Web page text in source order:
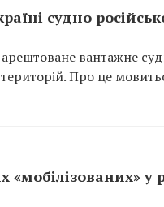
судно
вантажне
Про це
«мобілізованих» у